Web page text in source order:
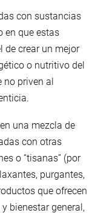
con sustancias
en que estas
de crear un mejor
o nutritivo del
no priven al
una mezcla de
con otras
o “tisanas” (por
purgantes,
que ofrecen
bienestar general,